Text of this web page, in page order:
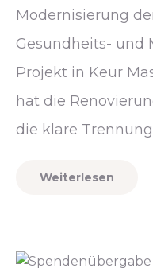
Modernisierung
Gesundheits- und
Projekt in Keur
hat die
die klare
Weiterlesen